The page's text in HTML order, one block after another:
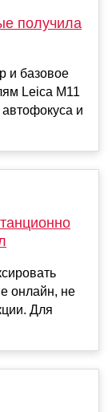
получила
и базовое
Leica M11
и
онлайн, не
Для